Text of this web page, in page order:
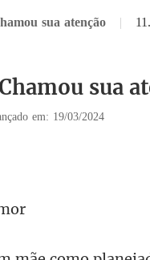
sua atenção |
sua
em: 19/03/2024